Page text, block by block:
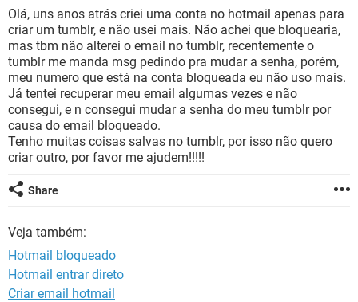
INSTAGRAM
GUIA DE COMPRAS
OUTLOOK EXCEL
INSTAGRAM GMAIL
GUIA DE COMPRAS
JOGOS WHATSAPP
CELULAR FACEBOOK
OUTLOOK EXCEL
INSTAGRAM GMAIL
GUIA DE COMPRAS
Olá, uns anos atrás criei uma conta no hotmail apenas para
criar um tumblr, e não usei mais. Não achei que bloquearia,
mas tbm não alterei o email no tumblr, recentemente o
tumblr me manda msg pedindo pra mudar a senha, porém,
meu numero que está na conta bloqueada eu não uso mais.
Já tentei recuperar meu email algumas vezes e não
consegui, e n consegui mudar a senha do meu tumblr por
causa do email bloqueado.
Tenho muitas coisas salvas no tumblr, por isso não quero
criar outro, por favor me ajudem!!!!!
Share
Veja também:
Hotmail bloqueado
Hotmail entrar direto
Criar email hotmail